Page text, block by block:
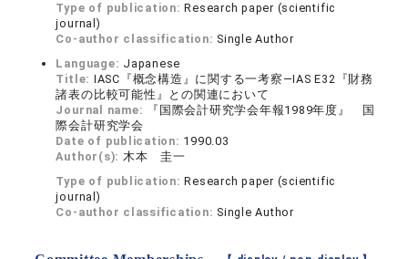
Type of publication:Research paper (scientific
journal)
Co-author classification: Single Author
Language: Japanese
Title: IASC『概念構造』に関する一考察―IAS E32『財務
諸表の比較可能性』との関連において
Journal name:
『国際会計研究学会年報1989年度』 国
際会計研究学会
Date of publication: 1990.03
Author(s): 木本 圭一
Type of publication:Research paper (scientific
journal)
Co-author classification: Single Author